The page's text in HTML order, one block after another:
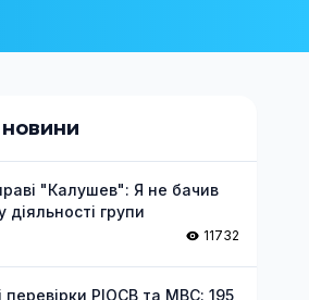
"Калушев": Я не бачив
групи
11732
РІОСВ та МВС: 195